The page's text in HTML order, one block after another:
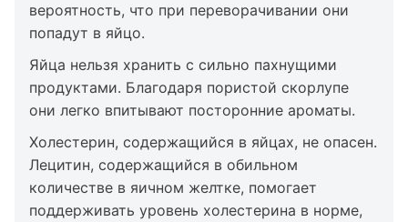
вероятность, что при переворачивании они
попадут в яйцо.
Яйца нельзя хранить с сильно пахнущими
продуктами. Благодаря пористой скорлупе
они легко впитывают посторонние ароматы.
Холестерин, содержащийся в яйцах, не опасен.
Лецитин, содержащийся в обильном
количестве в яичном желтке, помогает
поддерживать уровень холестерина в норме,